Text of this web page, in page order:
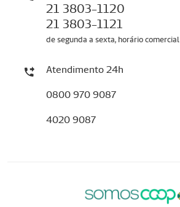
21 3803-1120
21 3803-1121
de segunda a sexta, horário comercial
Atendimento 24h
0800 970 9087
4020 9087